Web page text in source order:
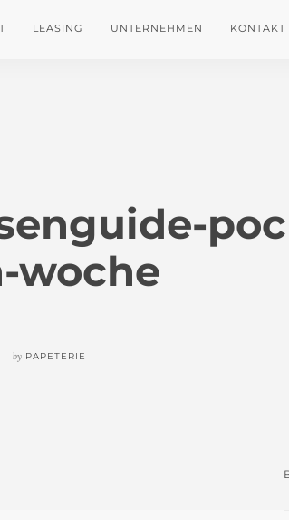
LEASING UNTERNEHMEN KONTAKT
woche
by PAPETERIE